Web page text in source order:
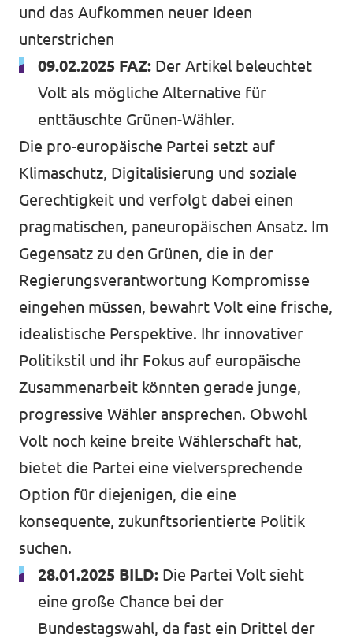
Jobs bei Volt
Impressum
und das Aufkommen neuer Ideen
unterstrichen
09.02.2025 FAZ: Der Artikel beleuchtet
Volt als mögliche Alternative für
enttäuschte Grünen-Wähler.
Die pro-europäische Partei setzt auf
Klimaschutz, Digitalisierung und soziale
Gerechtigkeit und verfolgt dabei einen
pragmatischen, paneuropäischen Ansatz. Im
Gegensatz zu den Grünen, die in der
Regierungsverantwortung Kompromisse
eingehen müssen, bewahrt Volt eine frische,
idealistische Perspektive. Ihr innovativer
Politikstil und ihr Fokus auf europäische
Zusammenarbeit könnten gerade junge,
progressive Wähler ansprechen. Obwohl
Volt noch keine breite Wählerschaft hat,
bietet die Partei eine vielversprechende
Option für diejenigen, die eine
konsequente, zukunftsorientierte Politik
suchen.
28.01.2025 BILD: Die Partei Volt sieht
eine große Chance bei der
Bundestagswahl, da fast ein Drittel der